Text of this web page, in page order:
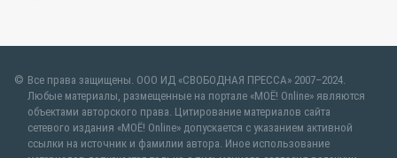
Все права защищены. ООО ИД «СВОБОДНАЯ ПРЕССА» 2007–2024.
Любые материалы, размещенные на портале «МОЁ! Online» являются
объектами авторского права. Цитирование материалов сайта
сетевого издания «МОЁ! Online» допускается с указанием активной
ссылки на источник и фамилии автора. Иное использование